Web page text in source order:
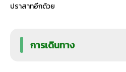
ปราสาทอีกด้วย
การเดินทาง